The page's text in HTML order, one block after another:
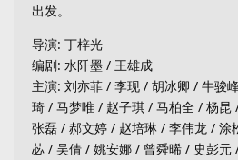
出发。
导演: 丁梓光
编剧: 水阡墨 / 王雄成
主演: 刘亦菲 / 李现 / 胡冰卿 / 牛骏
琦 / 马梦唯 / 赵子琪 / 马柏全 / 杨
张磊 / 郝文婷 / 赵培琳 / 李伟龙 / 涂
苾 / 吴倩 / 姚安娜 / 曾舜晞 / 史彭元